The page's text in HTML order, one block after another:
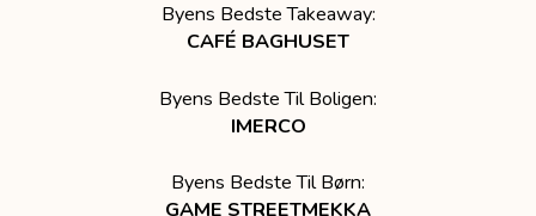
Byens Bedste Takeaway:
CAFÉ BAGHUSET
Byens Bedste Til Boligen:
IMERCO
Byens Bedste Til Børn:
GAME STREETMEKKA